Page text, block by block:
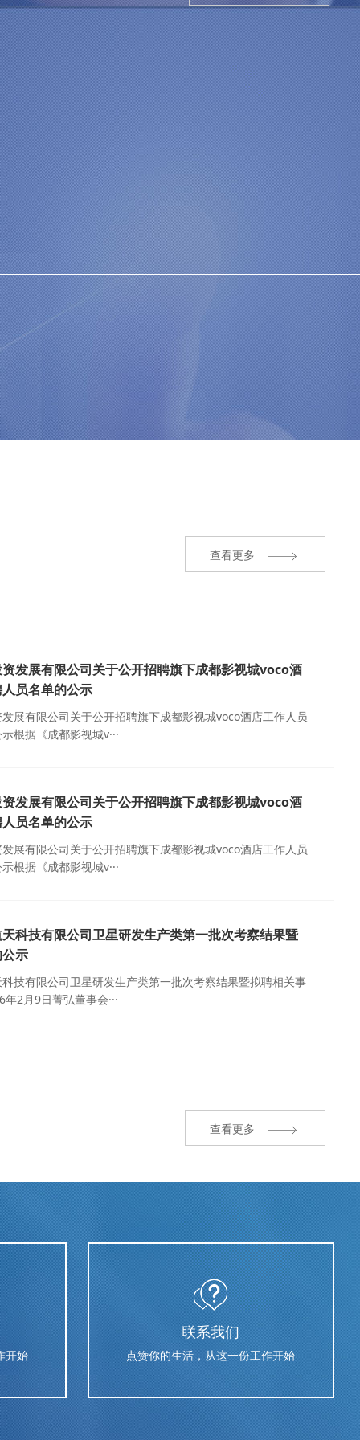
查看更多
发展有限公司关于公开招聘旗下成都影视城voco酒
员名单的公示
展有限公司关于公开招聘旗下成都影视城voco酒店工作人员
根据《成都影视城v···
发展有限公司关于公开招聘旗下成都影视城voco酒
员名单的公示
展有限公司关于公开招聘旗下成都影视城voco酒店工作人员
根据《成都影视城v···
科技有限公司卫星研发生产类第一批次考察结果暨
示
技有限公司卫星研发生产类第一批次考察结果暨拟聘相关事
2月9日菁弘董事会···
查看更多
开始
联系我们
点赞你的生活，从这一份工作开始